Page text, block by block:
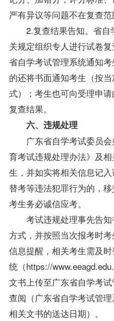
严有异议等问题不在复查范
2.复查结果告知。省
关规定组织专人进行试卷
省自学考试管理系统通知
的还将书面通知考生（按
式）；考生也可向受理申
复查结果。
六、违规处理
广东省自学考试委员
育考试违规处理办法》及
生，并如实将相关信息记入
替考等违法犯罪行为的，
考生务必诚信应考。
考试违规处理事先告
方式，并按照当次报考时
信息提醒，相关考生需及
统（https://
文书上传至广东省自学考
查阅（广东省自学考试管
相关文书的送达日期）。